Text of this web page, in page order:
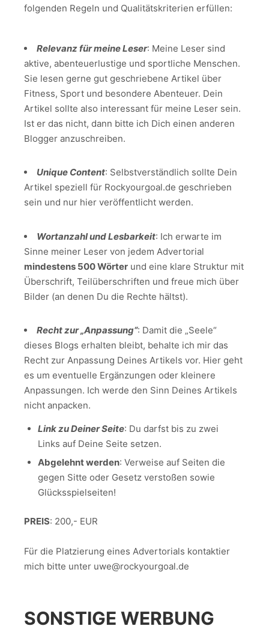
folgenden Regeln und Qualitätskriterien erfüllen:
Relevanz für meine Leser: Meine Leser sind
aktive, abenteuerlustige und sportliche Menschen.
Sie lesen gerne gut geschriebene Artikel über
Fitness, Sport und besondere Abenteuer. Dein
Artikel sollte also interessant für meine Leser sein.
Ist er das nicht, dann bitte ich Dich einen anderen
Blogger anzuschreiben.
Unique Content: Selbstverständlich sollte Dein
Artikel speziell für Rockyourgoal.de geschrieben
sein und nur hier veröffentlicht werden.
Wortanzahl und Lesbarkeit: Ich erwarte im
Sinne meiner Leser von jedem Advertorial
mindestens 500 Wörter und eine klare Struktur mit
Überschrift, Teilüberschriften und freue mich über
Bilder (an denen Du die Rechte hältst).
Recht zur „Anpassung“: Damit die „Seele“
dieses Blogs erhalten bleibt, behalte ich mir das
Recht zur Anpassung Deines Artikels vor. Hier geht
es um eventuelle Ergänzungen oder kleinere
Anpassungen. Ich werde den Sinn Deines Artikels
nicht anpacken.
Link zu Deiner Seite: Du darfst bis zu zwei
Links auf Deine Seite setzen.
Abgelehnt werden: Verweise auf Seiten die
gegen Sitte oder Gesetz verstoßen sowie
Glücksspielseiten!
PREIS: 200,- EUR
Für die Platzierung eines Advertorials kontaktier
mich bitte unter uwe@rockyourgoal.de
SONSTIGE WERBUNG